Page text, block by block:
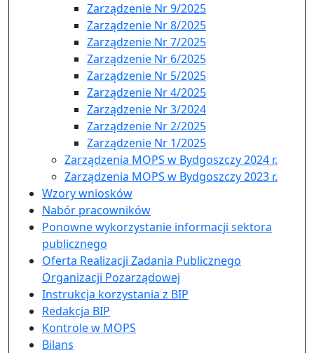
Zarządzenie Nr 9/2025
Zarządzenie Nr 8/2025
Zarządzenie Nr 7/2025
Zarządzenie Nr 6/2025
Zarządzenie Nr 5/2025
Zarządzenie Nr 4/2025
Zarządzenie Nr 3/2024
Zarządzenie Nr 2/2025
Zarządzenie Nr 1/2025
Zarządzenia MOPS w Bydgoszczy 2024 r.
Zarządzenia MOPS w Bydgoszczy 2023 r.
Wzory wniosków
Nabór pracowników
Ponowne wykorzystanie informacji sektora
publicznego
Oferta Realizacji Zadania Publicznego
Organizacji Pozarządowej
Instrukcja korzystania z BIP
Redakcja BIP
Kontrole w MOPS
Bilans